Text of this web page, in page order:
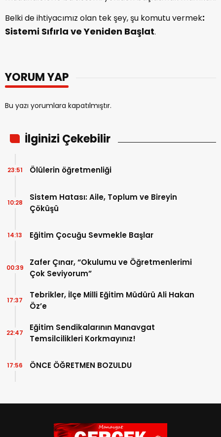
Belki de ihtiyacımız olan tek şey, şu komutu vermek:
Sistemi Sıfırla ve Yeniden Başlat.
YORUM YAP
Bu yazı yorumlara kapatılmıştır.
İlginizi Çekebilir
Ölülerin öğretmenliği
23:51
Sistem Hatası: Aile, Toplum ve Bireyin
Çöküşü
10:28
Eğitim Çocuğu Sevmekle Başlar
14:13
Zafer Çınar, “Okulumu ve Öğretmenlerimi
Çok Seviyorum”
00:39
Tebrikler, İlçe Milli Eğitim Müdürü Ali Hakan
Öz’e
17:37
Eğitim Sendikalarının Manavgat
Temsilcilikleri Korkmayınız!
22:47
ÖNCE ÖĞRETMEN BOZULDU
17:56